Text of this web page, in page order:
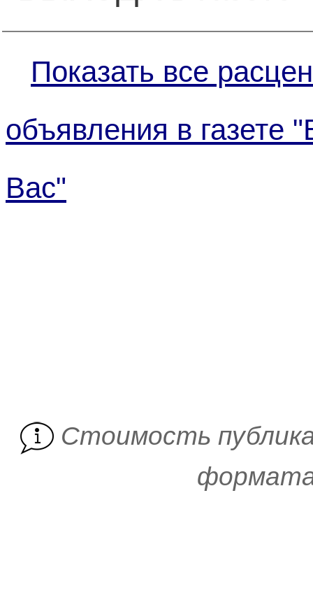
Показать все
объявления в газете
Вас"
Cтоимость
формата